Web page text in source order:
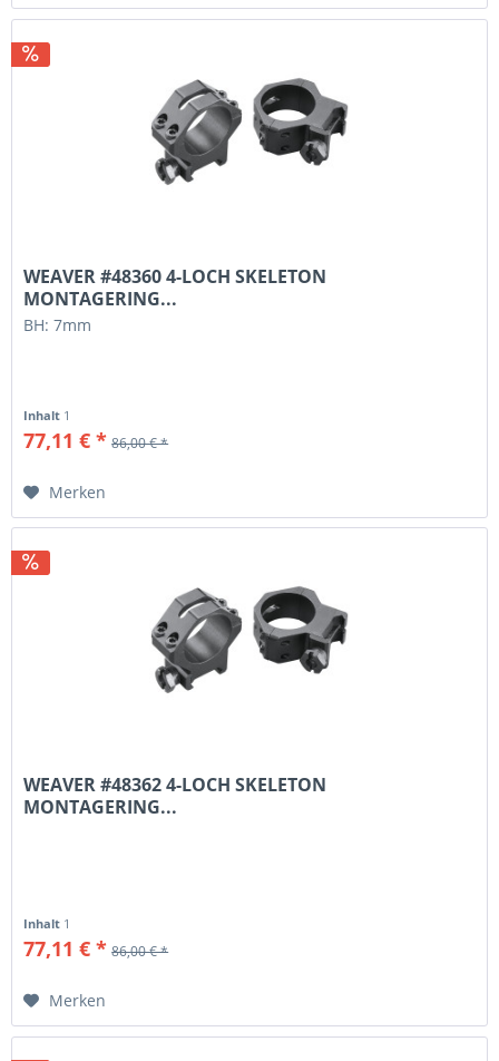
WEAVER #48360 4-LOCH SKELETON
MONTAGERING...
BH: 7mm
Inhalt 1
77,11 € * 86,00 € *
Merken
WEAVER #48362 4-LOCH SKELETON
MONTAGERING...
Inhalt 1
77,11 € * 86,00 € *
Merken